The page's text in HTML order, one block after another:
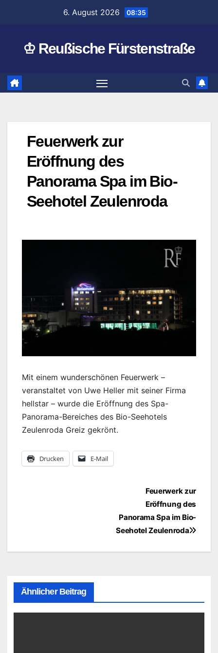
6. August 2026 08:35
♔ Reußische Fürstenstraße
Feuerwerk zur
Eröffnung des
Panorama Spa im Bio-
Seehotel Zeulenroda
Mit einem wunderschönen Feuerwerk –
veranstaltet von Uwe Heller mit seiner Firma
hellstar – wurde die Eröffnung des Spa-
Panorama-Bereiches des Bio-Seehotels
Zeulenroda Greiz gekrönt.
Drucken E-Mail
BeitragsnavigationFeuerwerk zur
Eröffnung des
Panorama Spa im Bio-
Seehotel Zeulenroda
Ähnlicher Beitrag